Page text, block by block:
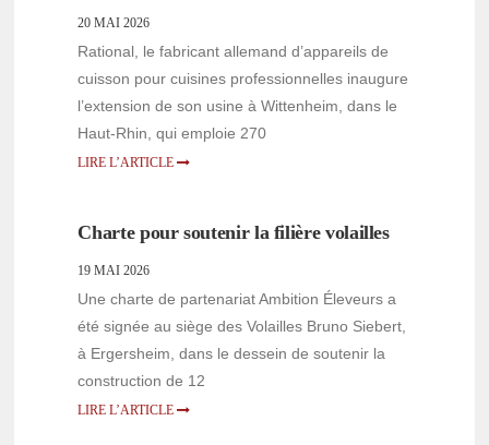
20 MAI 2026
Rational, le fabricant allemand d’appareils de
cuisson pour cuisines professionnelles inaugure
l’extension de son usine à Wittenheim, dans le
Haut-Rhin, qui emploie 270
LIRE L’ARTICLE
Charte pour soutenir la filière volailles
19 MAI 2026
Une charte de partenariat Ambition Éleveurs a
été signée au siège des Volailles Bruno Siebert,
à Ergersheim, dans le dessein de soutenir la
construction de 12
LIRE L’ARTICLE